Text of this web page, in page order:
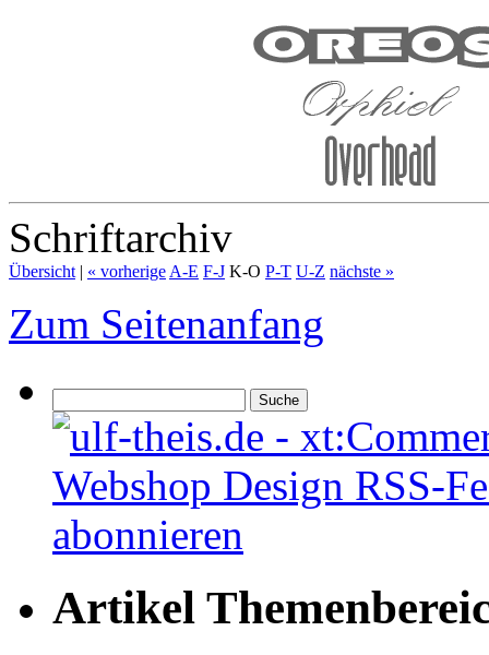
Schriftarchiv
Übersicht | « vorherige A-E F-J K-O P-T U-Z nächste »
Zum Seitenanfang
Artikel